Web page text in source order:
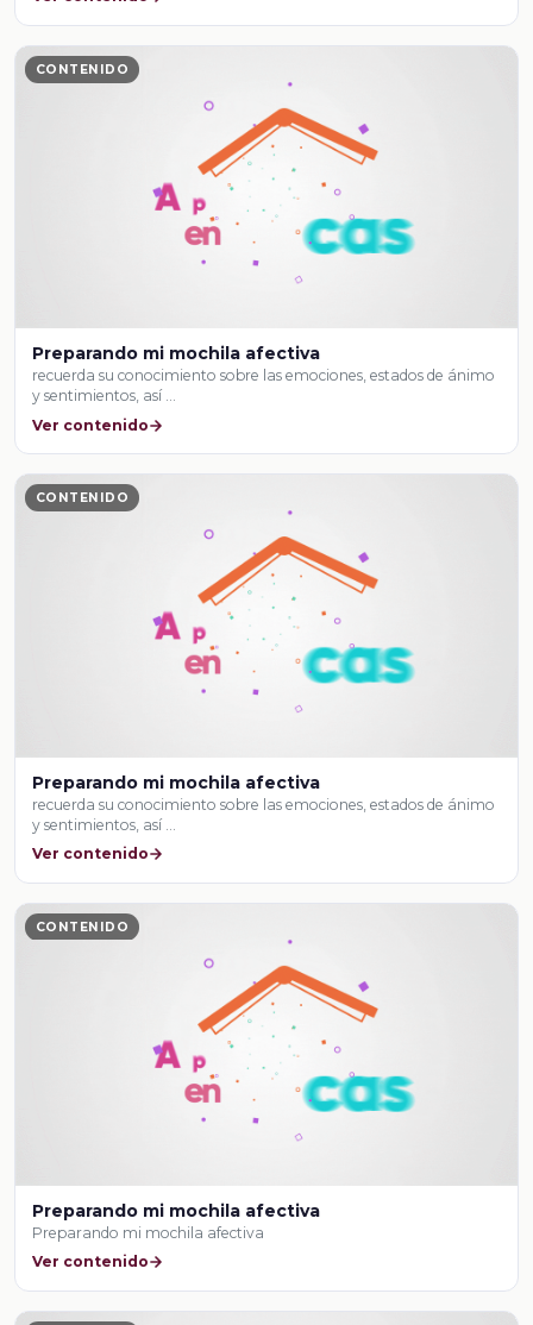
CONTENIDO
Preparando mi mochila afectiva
recuerda su conocimiento sobre las emociones, estados de ánimo
y sentimientos, así …
Ver contenido
CONTENIDO
Preparando mi mochila afectiva
recuerda su conocimiento sobre las emociones, estados de ánimo
y sentimientos, así …
Ver contenido
CONTENIDO
Preparando mi mochila afectiva
Preparando mi mochila afectiva
Ver contenido